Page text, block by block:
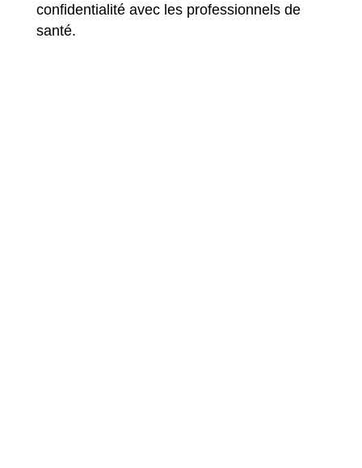
confidentialité avec les professionnels de
santé.